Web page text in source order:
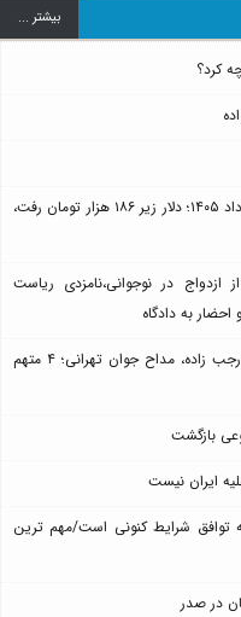
بيشتر ...
کرد؟
پیش‌بینی قیمت طلا، سکه و دلار یکشنبه ۱۸ مرداد ۱۴۰۵؛ دلار زیر ۱۸۶ هزار تومان رفت،
در نوجوانی،نامزدی ریاست
جزئیات تازه از ربایش و قتل فجیع حمیدرضا رجب زاده، مداح جوان تهرانی؛ ۴ متهم
بازگشت
ایران نیست
توافق شرایط کنونی است/مهم ترین
در صدر